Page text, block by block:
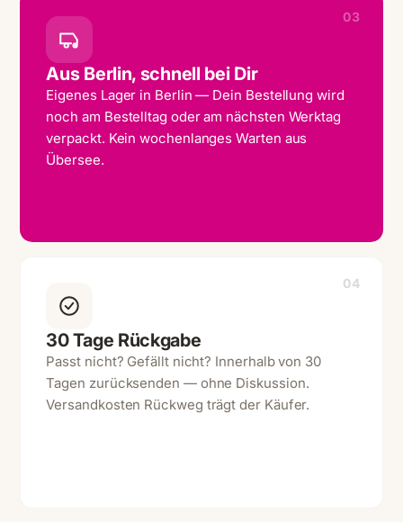
03
Aus Berlin, schnell bei Dir
Eigenes Lager in Berlin — Dein Bestellung wird
noch am Bestelltag oder am nächsten Werktag
verpackt. Kein wochenlanges Warten aus
Übersee.
04
30 Tage Rückgabe
Passt nicht? Gefällt nicht? Innerhalb von 30
Tagen zurücksenden — ohne Diskussion.
Versandkosten Rückweg trägt der Käufer.